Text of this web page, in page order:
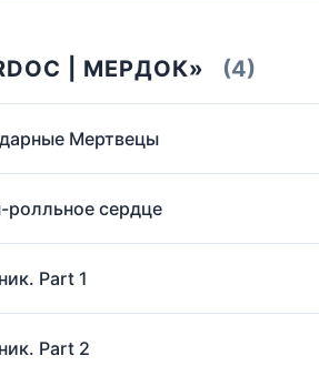
| МЕРДОК» (4)
Мертвецы
ролльное сердце
Part 1
Part 2